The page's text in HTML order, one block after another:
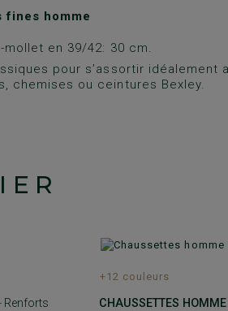
fines homme
mollet en 39/42: 30 cm.
pour s’assortir idéalement
chemises ou ceintures Bexley.
Renforts
+12 couleurs
CHAUSSETTES